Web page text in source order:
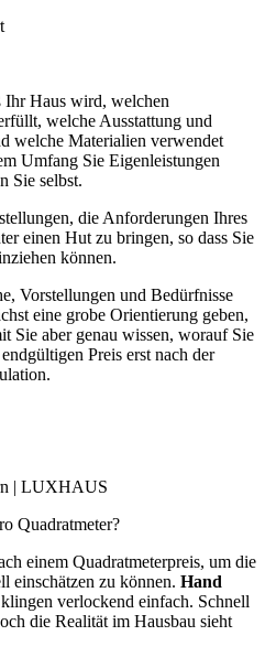
Haus wird, welchen
welche Ausstattung und
welche Materialien verwendet
Umfang Sie Eigenleistungen
Sie selbst.
die Anforderungen Ihres
einen Hut zu bringen, so dass Sie
können.
Vorstellungen und Bedürfnisse
eine grobe Orientierung geben,
Sie aber genau wissen, worauf Sie
Preis erst nach der
Quadratmeter?
einem Quadratmeterpreis, um die
einschätzen zu können. Hand
verlockend einfach. Schnell
die Realität im Hausbau sieht